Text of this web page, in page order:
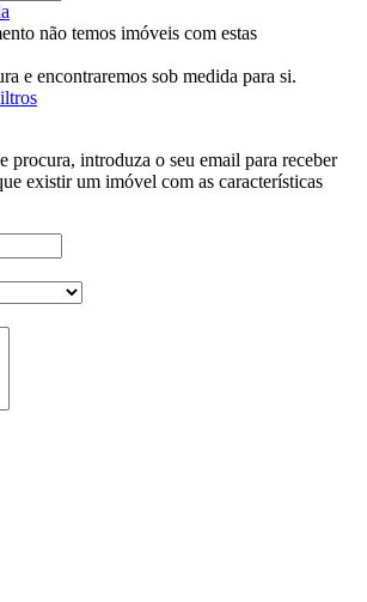
não temos imóveis com estas
e encontraremos sob medida para si.
procura, introduza o seu email para receber
existir um imóvel com as características